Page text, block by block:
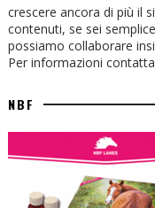
crescere ancora di più il
contenuti, se sei
possiamo collaborare
Per informazioni
NBF